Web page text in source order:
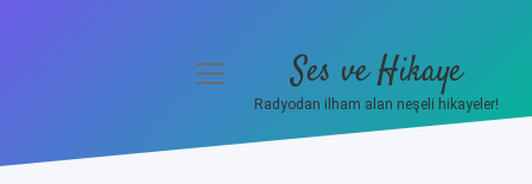
menüyü
Ses ve Hikaye
Radyodan ilham alan neşeli hikayeler!